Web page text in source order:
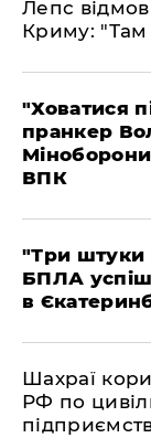
Лепс
Криму: "Там
"Ховатися
пранкер
ВПК
"Три штуки
БПЛА
в
Шахраї
РФ по